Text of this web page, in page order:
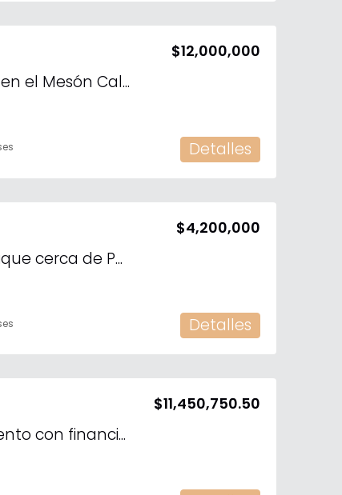
Residencia en Venta en el Mesón Calimaya
$12,000,000
Detalles
Departamento Boutique cerca de Polanco
$4,200,000
Detalles
Se vende departamento con financiamiento en Altabrisa, Mérida, Yucatán
$11,450,750.50